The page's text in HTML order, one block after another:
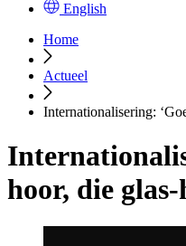
English
Home
Actueel
Internationalisering:
hoor, die